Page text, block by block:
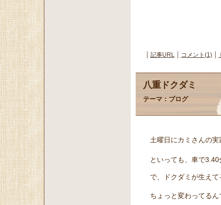
記事URL コメント(1)
八重ドクダミ
テーマ：ブログ
土曜日にカミさんの実
といっても、車で3.40
で、ドクダミが生えて
ちょっと変わってるん